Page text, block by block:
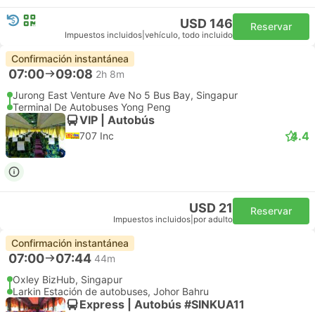
USD 146
Impuestos incluidos vehículo, todo incluido
Reservar
Confirmación instantánea
07:00 09:08 2h 8m
Jurong East Venture Ave No 5 Bus Bay, Singapur
Terminal De Autobuses Yong Peng
VIP | Autobús
707 Inc 4.4
USD 21
Impuestos incluidos por adulto
Reservar
Confirmación instantánea
07:00 07:44 44m
Oxley BizHub, Singapur
Larkin Estación de autobuses, Johor Bahru
Express | Autobús #SINKUA11